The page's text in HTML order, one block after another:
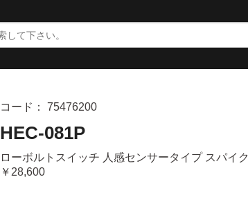
コード： 75476200
HEC-081P
ローボルトスイッチ 人感センサータイプ スパイク
￥28,600